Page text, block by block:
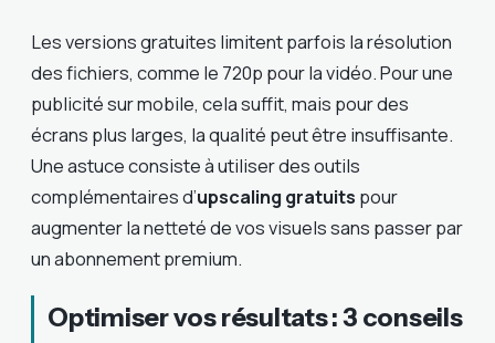
Les versions gratuites limitent parfois la résolution
des fichiers, comme le 720p pour la vidéo. Pour une
publicité sur mobile, cela suffit, mais pour des
écrans plus larges, la qualité peut être insuffisante.
Une astuce consiste à utiliser des outils
complémentaires d’upscaling gratuits pour
augmenter la netteté de vos visuels sans passer par
un abonnement premium.
Optimiser vos résultats : 3 conseils